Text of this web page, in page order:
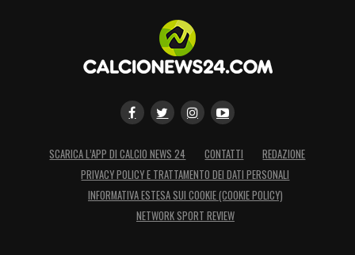
SCARICA L’APP DI CALCIO NEWS 24 CONTATTI
REDAZIONE
PRIVACY POLICY E TRATTAMENTO DEI DATI PERSONALI
INFORMATIVA ESTESA SUI COOKIE (COOKIE POLICY)
NETWORK SPORT REVIEW